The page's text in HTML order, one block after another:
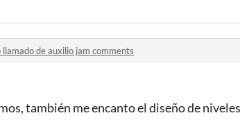
de auxilio jam comments
también me encanto el diseño de